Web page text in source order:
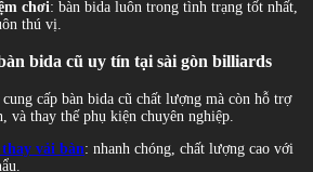
chơi: bàn bida luôn trong tình trạng tốt nhất,
thú vị.
bida cũ uy tín tại sài gòn billiards
cấp bàn bida cũ chất lượng mà còn hỗ trợ
và thay thế phụ kiện chuyên nghiệp.
vải bàn: nhanh chóng, chất lượng cao với